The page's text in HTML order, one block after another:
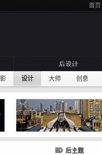
首页
设计 大师 创意
后主题